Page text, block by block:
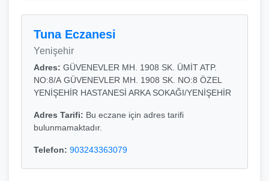
Tuna Eczanesi
Yenişehir
Adres: GÜVENEVLER MH. 1908 SK. ÜMİT ATP.
NO:8/A GÜVENEVLER MH. 1908 SK. NO:8 ÖZEL
YENİŞEHİR HASTANESİ ARKA SOKAĞI/YENİŞEHİR
Adres Tarifi: Bu eczane için adres tarifi
bulunmamaktadır.
Telefon: 903243363079